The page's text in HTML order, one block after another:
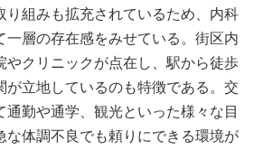
り組みも拡充されているため、内科
一層の存在感をみせている。街区内
やクリニックが点在し、駅から徒歩
が立地しているのも特徴である。交
勤や通学、観光といった様々な目
な体調不良でも頼りにできる環境が